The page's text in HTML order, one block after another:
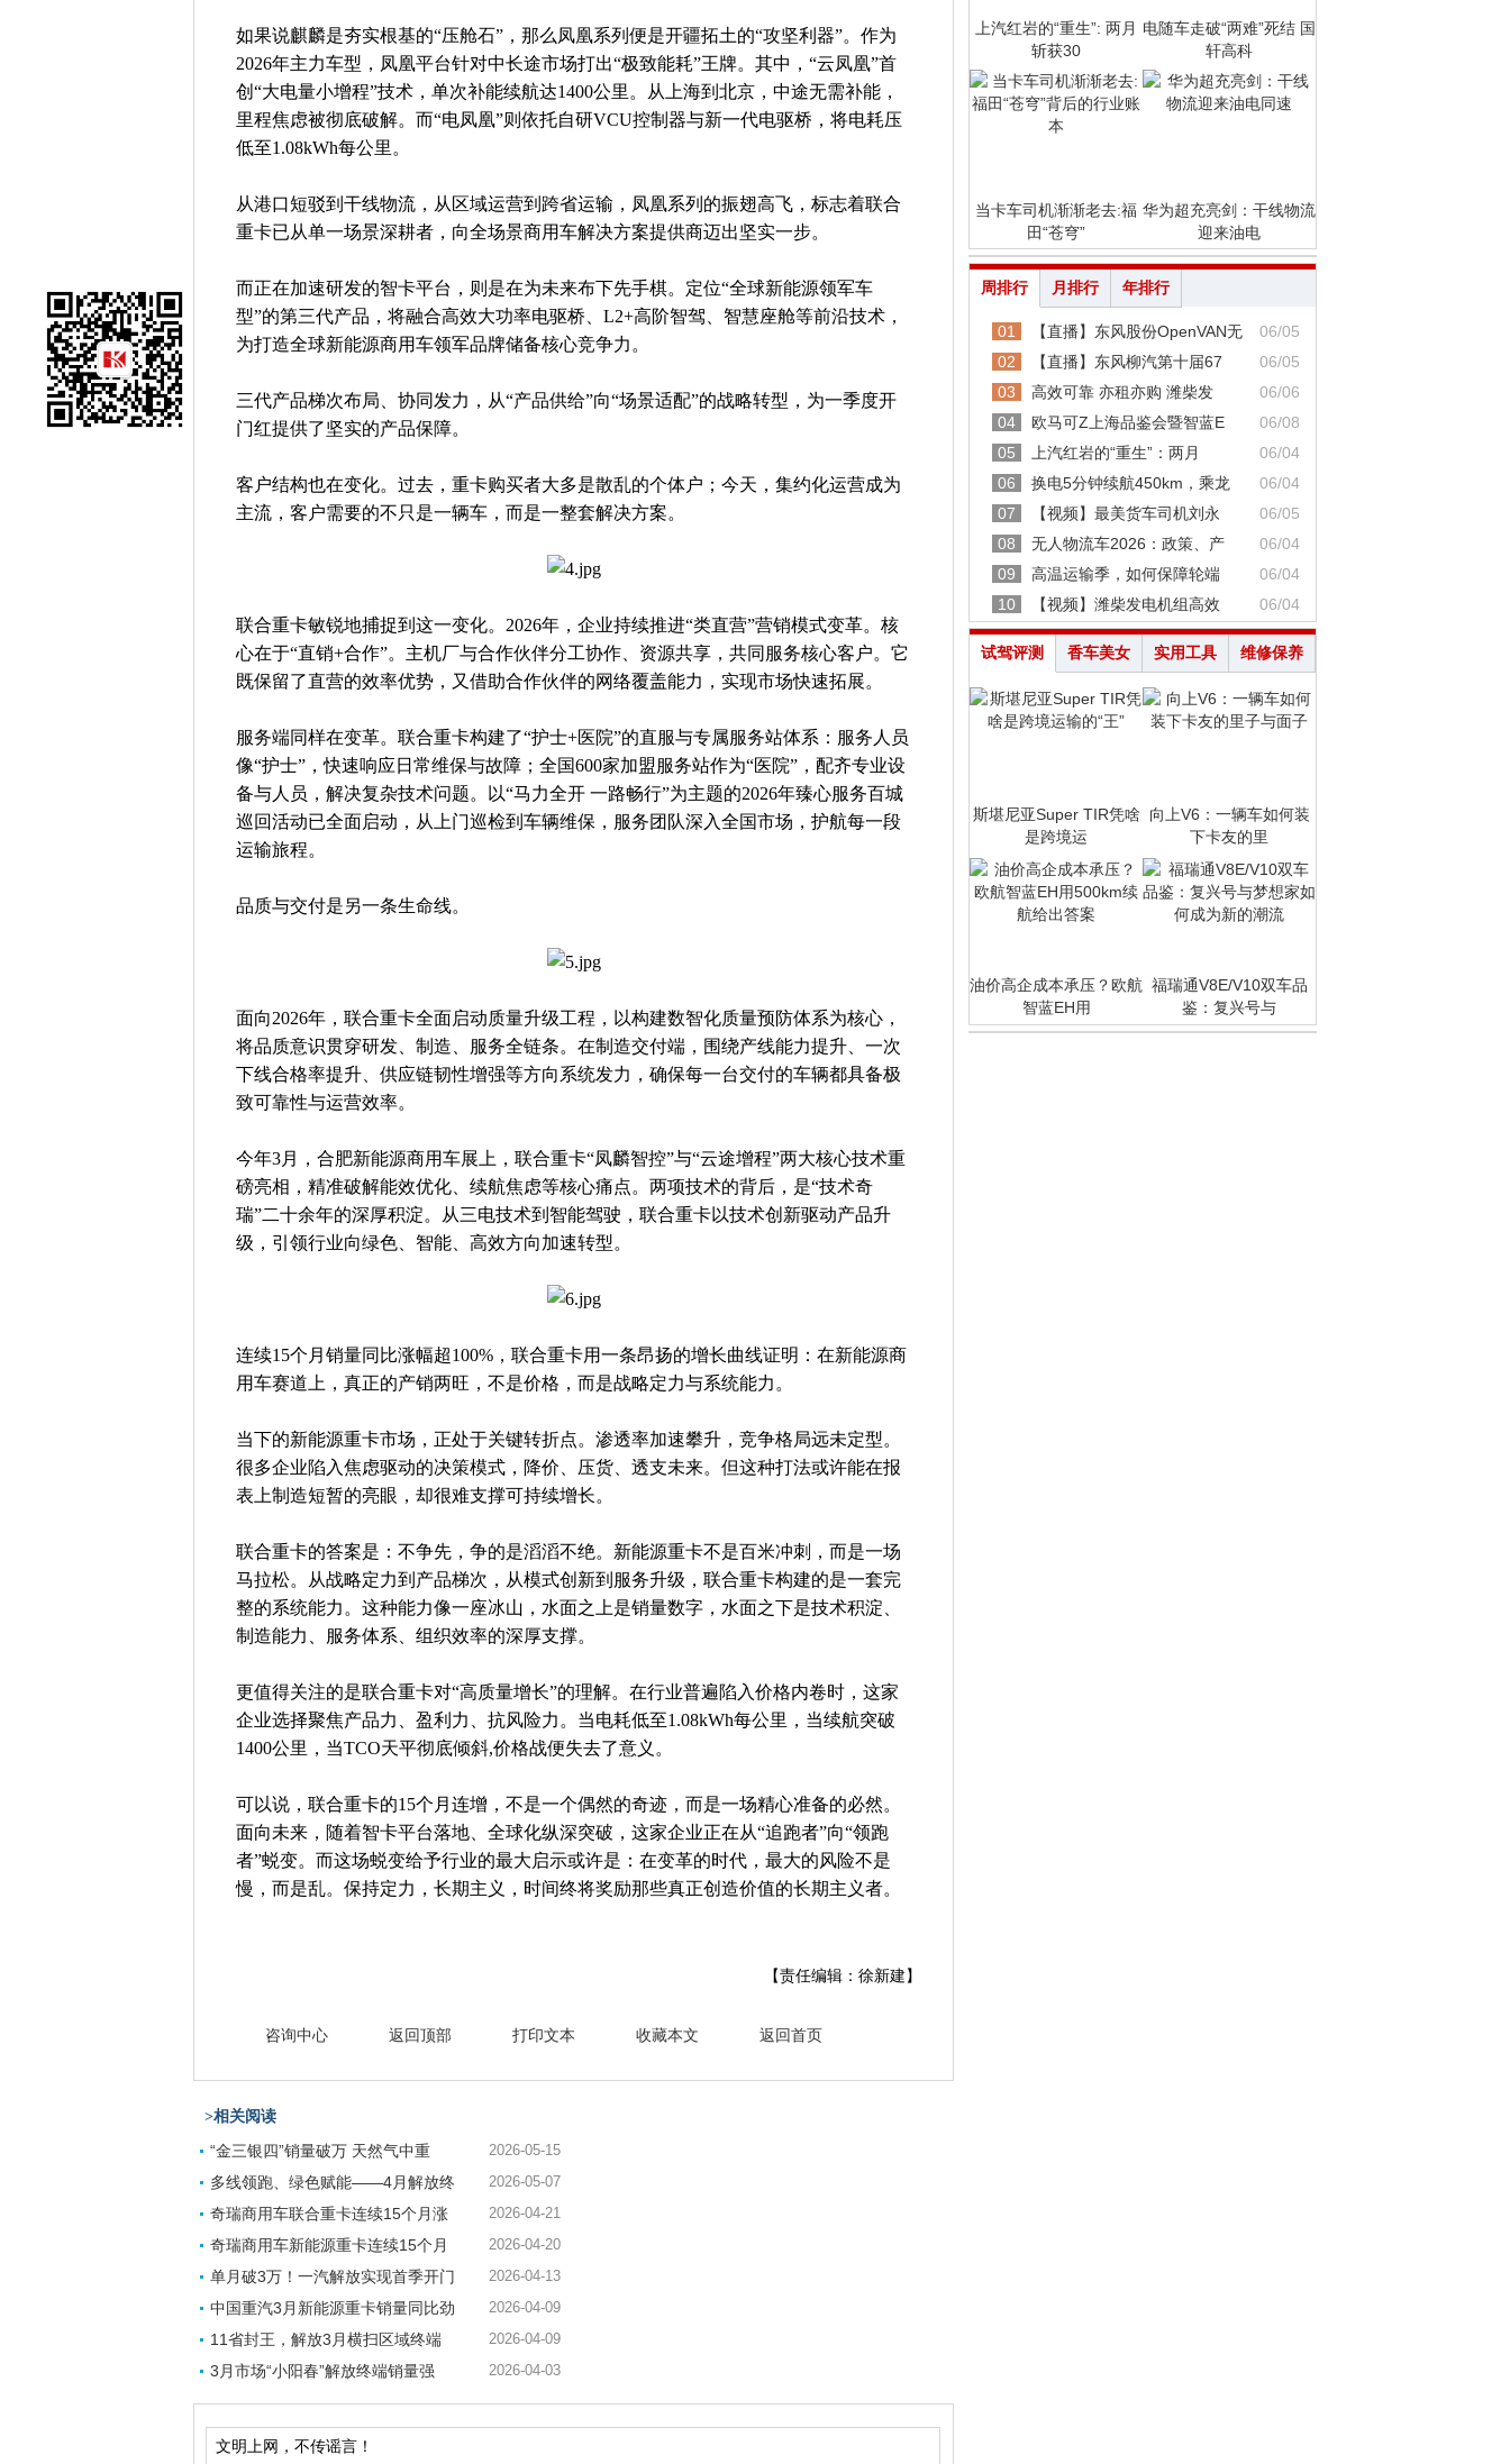
如果说麒麟是夯实根基的“压舱石”，那么凤凰系列便是开疆拓土的“攻坚利器”。作为
2026年主力车型，凤凰平台针对中长途市场打出“极致能耗”王牌。其中，“云凤凰”首
创“大电量小增程”技术，单次补能续航达1400公里。从上海到北京，中途无需补能，
里程焦虑被彻底破解。而“电凤凰”则依托自研VCU控制器与新一代电驱桥，将电耗压
低至1.08kWh每公里。
从港口短驳到干线物流，从区域运营到跨省运输，凤凰系列的振翅高飞，标志着联合
重卡已从单一场景深耕者，向全场景商用车解决方案提供商迈出坚实一步。
而正在加速研发的智卡平台，则是在为未来布下先手棋。定位“全球新能源领军车
型”的第三代产品，将融合高效大功率电驱桥、L2+高阶智驾、智慧座舱等前沿技术，
为打造全球新能源商用车领军品牌储备核心竞争力。
三代产品梯次布局、协同发力，从“产品供给”向“场景适配”的战略转型，为一季度开
门红提供了坚实的产品保障。
客户结构也在变化。过去，重卡购买者大多是散乱的个体户；今天，集约化运营成为
主流，客户需要的不只是一辆车，而是一整套解决方案。
联合重卡敏锐地捕捉到这一变化。2026年，企业持续推进“类直营”营销模式变革。核
心在于“直销+合作”。主机厂与合作伙伴分工协作、资源共享，共同服务核心客户。它
既保留了直营的效率优势，又借助合作伙伴的网络覆盖能力，实现市场快速拓展。
服务端同样在变革。联合重卡构建了“护士+医院”的直服与专属服务站体系：服务人员
像“护士”，快速响应日常维保与故障；全国600家加盟服务站作为“医院”，配齐专业设
备与人员，解决复杂技术问题。以“马力全开 一路畅行”为主题的2026年臻心服务百城
巡回活动已全面启动，从上门巡检到车辆维保，服务团队深入全国市场，护航每一段
运输旅程。
品质与交付是另一条生命线。
面向2026年，联合重卡全面启动质量升级工程，以构建数智化质量预防体系为核心，
将品质意识贯穿研发、制造、服务全链条。在制造交付端，围绕产线能力提升、一次
下线合格率提升、供应链韧性增强等方向系统发力，确保每一台交付的车辆都具备极
致可靠性与运营效率。
今年3月，合肥新能源商用车展上，联合重卡“凤麟智控”与“云途增程”两大核心技术重
磅亮相，精准破解能效优化、续航焦虑等核心痛点。两项技术的背后，是“技术奇
瑞”二十余年的深厚积淀。从三电技术到智能驾驶，联合重卡以技术创新驱动产品升
级，引领行业向绿色、智能、高效方向加速转型。
连续15个月销量同比涨幅超100%，联合重卡用一条昂扬的增长曲线证明：在新能源商
用车赛道上，真正的产销两旺，不是价格，而是战略定力与系统能力。
当下的新能源重卡市场，正处于关键转折点。渗透率加速攀升，竞争格局远未定型。
很多企业陷入焦虑驱动的决策模式，降价、压货、透支未来。但这种打法或许能在报
表上制造短暂的亮眼，却很难支撑可持续增长。
联合重卡的答案是：不争先，争的是滔滔不绝。新能源重卡不是百米冲刺，而是一场
马拉松。从战略定力到产品梯次，从模式创新到服务升级，联合重卡构建的是一套完
整的系统能力。这种能力像一座冰山，水面之上是销量数字，水面之下是技术积淀、
制造能力、服务体系、组织效率的深厚支撑。
更值得关注的是联合重卡对“高质量增长”的理解。在行业普遍陷入价格内卷时，这家
企业选择聚焦产品力、盈利力、抗风险力。当电耗低至1.08kWh每公里，当续航突破
1400公里，当TCO天平彻底倾斜,价格战便失去了意义。
可以说，联合重卡的15个月连增，不是一个偶然的奇迹，而是一场精心准备的必然。
面向未来，随着智卡平台落地、全球化纵深突破，这家企业正在从“追跑者”向“领跑
者”蜕变。而这场蜕变给予行业的最大启示或许是：在变革的时代，最大的风险不是
慢，而是乱。保持定力，长期主义，时间终将奖励那些真正创造价值的长期主义者。
【责任编辑：徐新建】
咨询中心 返回顶部 打印文本 收藏本文 返回首页
>相关阅读
“金三银四”销量破万 天然气中重 2026-05-15
多线领跑、绿色赋能——4月解放终 2026-05-07
奇瑞商用车联合重卡连续15个月涨 2026-04-21
奇瑞商用车新能源重卡连续15个月 2026-04-20
单月破3万！一汽解放实现首季开门 2026-04-13
中国重汽3月新能源重卡销量同比劲 2026-04-09
11省封王，解放3月横扫区域终端 2026-04-09
3月市场“小阳春”解放终端销量强 2026-04-03
上汽红岩的“重生”: 两月
斩获30
电随车走破“两难”死结 国
轩高科
当卡车司机渐渐老去:福
田“苍穹”
华为超充亮剑：干线物流
迎来油电
周排行 月排行 年排行
01 【直播】东风股份OpenVAN无
06/05
02
【直播】东风柳汽第十届67
06/05
03
高效可靠 亦租亦购 潍柴发
06/06
04
欧马可Z上海品鉴会暨智蓝E
06/08
05
上汽红岩的“重生”：两月
06/04
06
换电5分钟续航450km，乘龙
06/04
07
【视频】最美货车司机刘永
06/05
08
无人物流车2026：政策、产
06/04
09
高温运输季，如何保障轮端
06/04
10
【视频】潍柴发电机组高效 06/04
试驾评测 香车美女 实用工具 维修保养
斯堪尼亚Super TIR凭啥
是跨境运
向上V6：一辆车如何装
下卡友的里
油价高企成本承压？欧航
智蓝EH用
福瑞通V8E/V10双车品
鉴：复兴号与